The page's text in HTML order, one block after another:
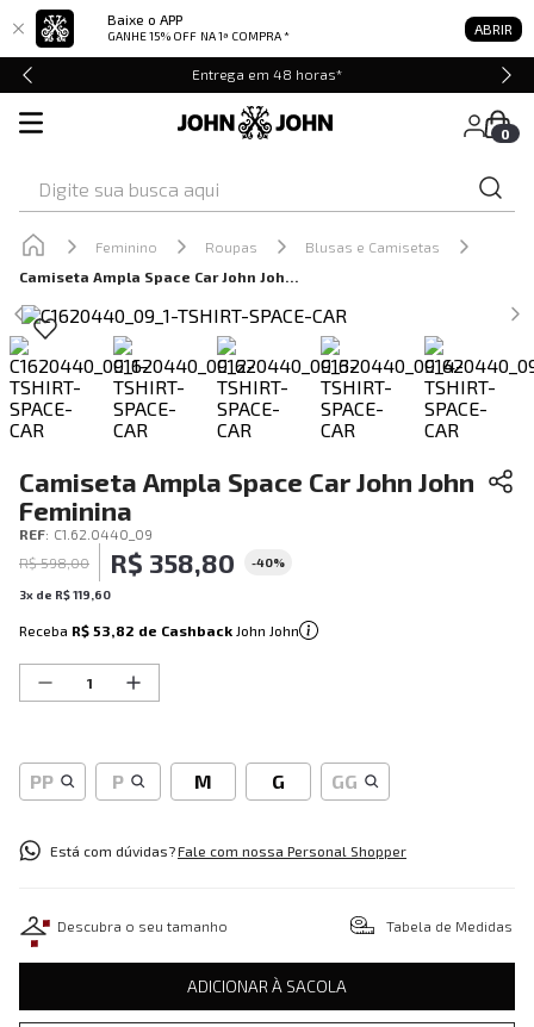
Baixe o APP
GANHE 15% OFF NA 1ª COMPRA * ABRIR
Entrega em 48 horas*
0
Feminino Roupas
Blusas e Camisetas
Camiseta Ampla Space Car John John Feminina
Camiseta Ampla Space Car John John
Feminina
REF: C1.62.0440_09
R$ 598,00 R$ 358,80 -40%
3x de R$119 60
Receba R$ 53,82 de Cashback John John
PP P M G GG
Está com dúvidas?Fale com nossa Personal Shopper
Descubra o seu tamanho Tabela de Medidas
ADICIONAR À SACOLA